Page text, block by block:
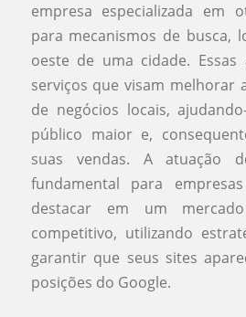
empresa especializada em
para mecanismos de busca,
oeste de uma cidade. Essas
serviços que visam melhorar
de negócios locais,
público maior e,
suas vendas. A atuação
fundamental para
destacar em um
competitivo, utilizando
garantir que seus sites
posições do Google.